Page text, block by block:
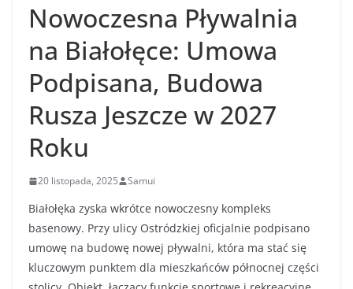
Nowoczesna Pływalnia
na Białołęce: Umowa
Podpisana, Budowa
Rusza Jeszcze w 2027
Roku
20 listopada, 2025 Samui
Białołęka zyska wkrótce nowoczesny kompleks
basenowy. Przy ulicy Ostródzkiej oficjalnie podpisano
umowę na budowę nowej pływalni, która ma stać się
kluczowym punktem dla mieszkańców północnej części